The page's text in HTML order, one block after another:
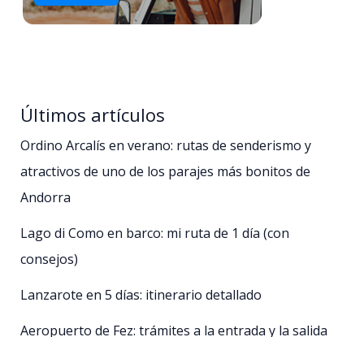
Últimos artículos
Ordino Arcalís en verano: rutas de senderismo y
atractivos de uno de los parajes más bonitos de
Andorra
Lago di Como en barco: mi ruta de 1 día (con
consejos)
Lanzarote en 5 días: itinerario detallado
Aeropuerto de Fez: trámites a la entrada y la salida